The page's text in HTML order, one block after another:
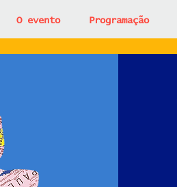
O evento Programação